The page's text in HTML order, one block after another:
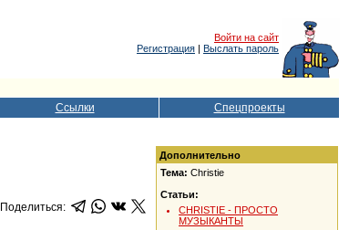
Войти на сайт
Регистрация | Выслать пароль
Ссылки Спецпроекты
Поделиться:
Дополнительно
Тема: Christie
Статьи:
CHRISTIE - ПРОСТО
МУЗЫКАНТЫ